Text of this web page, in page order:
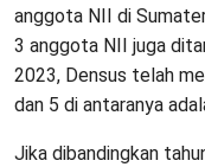
anggota NII di
3 anggota NII juga
2023, Densus telah
dan 5 di antaranya
Jika dibandingkan